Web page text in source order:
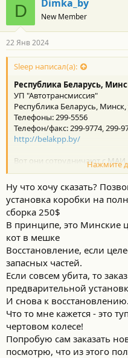
D Dimka_by
New Member
22 Янв 2024
Sleep написал(а):
Республика Беларусь,
УП "Автотрансмиссия"
Республика Беларусь,
Телефоны: 299-5556
Телефон/факс: 299-9774, 299-
http://belakpp.by/
Вот они сотрудничают с
связаться.
Я сам в МАИ жду очередь
akpp-v-mai/partnery/
Нажмите
Ну что хочу сказать?
установка коробки на
сборка 250$
В принципе, это Минские
кот в мешке
Восстановление, если
запасных частей.
Если совсем убита, то
предварительной
И снова к восстановлению.
Что то мне кажется - это
чертовом колесе!
Попробую сам заказать
посмотрю, что из этого